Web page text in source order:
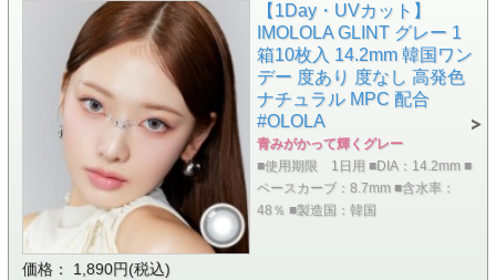
【1Day・UVカット】
IMOLOLA GLINT グレー 1
箱10枚入 14.2mm 韓国ワン
デー 度あり 度なし 高発色
ナチュラル MPC 配合
#OLOLA
青みがかって輝くグレー
■使用期限 1日用 ■DIA：14.2mm ■
ベースカーブ：8.7mm ■含水率：
48％ ■製造国：韓国
価格： 1,890円(税込)